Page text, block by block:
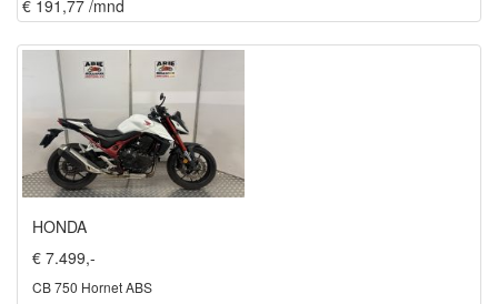
€ 191,77 /mnd
HONDA
€ 7.499,-
CB 750 Hornet ABS